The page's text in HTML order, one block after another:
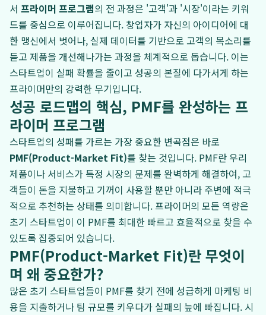
서 프라이머 프로그램의 전 과정은 '고객'과 '시장'이라는 키워
드를 중심으로 이루어집니다. 창업자가 자신의 아이디어에 대
한 맹신에서 벗어나, 실제 데이터를 기반으로 고객의 목소리를
듣고 제품을 개선해나가는 과정을 체계적으로 돕습니다. 이는
스타트업이 실패 확률을 줄이고 성공의 본질에 다가서게 하는
프라이머만의 강력한 무기입니다.
성공 로드맵의 핵심, PMF를 완성하는 프
라이머 프로그램
스타트업의 성패를 가르는 가장 중요한 변곡점은 바로
PMF(Product-Market Fit)를 찾는 것입니다. PMF란 우리
제품이나 서비스가 특정 시장의 문제를 완벽하게 해결하여, 고
객들이 돈을 지불하고 기꺼이 사용할 뿐만 아니라 주변에 적극
적으로 추천하는 상태를 의미합니다. 프라이머의 모든 역량은
초기 스타트업이 이 PMF를 최대한 빠르고 효율적으로 찾을 수
있도록 집중되어 있습니다.
PMF(Product-Market Fit)란 무엇이
며 왜 중요한가?
많은 초기 스타트업들이 PMF를 찾기 전에 성급하게 마케팅 비
용을 지출하거나 팀 규모를 키우다가 실패의 늪에 빠집니다. 시